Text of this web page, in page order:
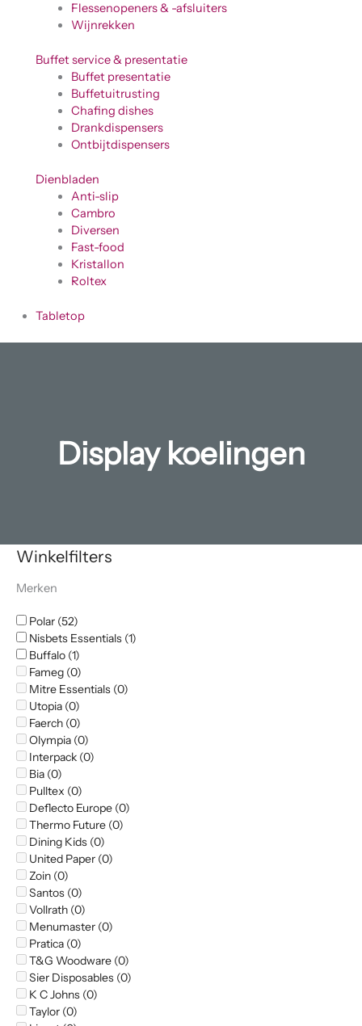
Flessenopeners & -afsluiters
Wijnrekken
Buffet service & presentatie
Buffet presentatie
Buffetuitrusting
Chafing dishes
Drankdispensers
Ontbijtdispensers
Dienbladen
Anti-slip
Cambro
Diversen
Fast-food
Kristallon
Roltex
Tabletop
Display koelingen
Winkelfilters
Merken
Polar (52)
Nisbets Essentials (1)
Buffalo (1)
Fameg (0)
Mitre Essentials (0)
Utopia (0)
Faerch (0)
Olympia (0)
Interpack (0)
Bia (0)
Pulltex (0)
Deflecto Europe (0)
Thermo Future (0)
Dining Kids (0)
United Paper (0)
Zoin (0)
Santos (0)
Vollrath (0)
Menumaster (0)
Pratica (0)
T&G Woodware (0)
Sier Disposables (0)
K C Johns (0)
Taylor (0)